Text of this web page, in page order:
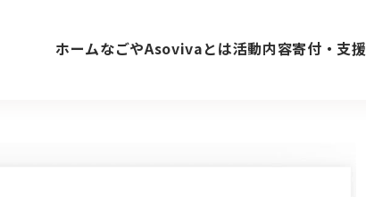
ホームなごやAsovivaとは活動内容寄付・支援